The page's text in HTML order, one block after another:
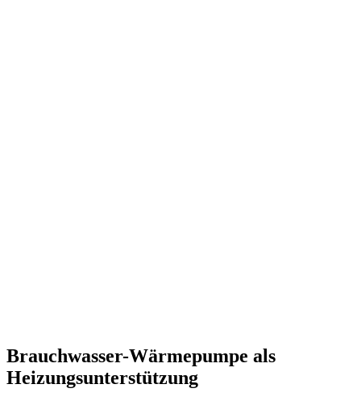
Brauchwasser-Wärmepumpe als
Heizungsunterstützung